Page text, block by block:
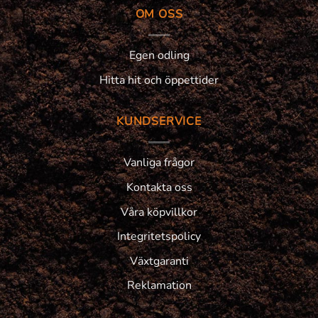
OM OSS
Egen odling
Hitta hit och öppettider
KUNDSERVICE
Vanliga frågor
Kontakta oss
Våra köpvillkor
Integritetspolicy
Växtgaranti
Reklamation